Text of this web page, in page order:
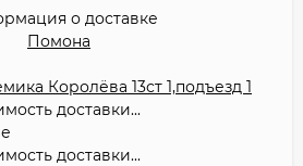
о доставке
Помона
Королёва 13ст 1,подъезд 1
доставки...
доставки...